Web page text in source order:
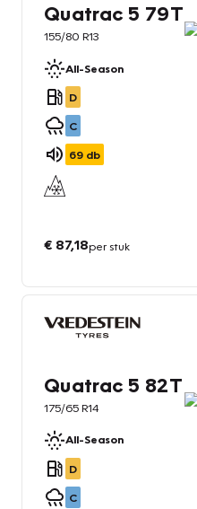
Quatrac 5 79T
155/80 R13
All-Season
D
C
69 db
€ 87,18per stuk
Quatrac 5 82T
175/65 R14
All-Season
D
C